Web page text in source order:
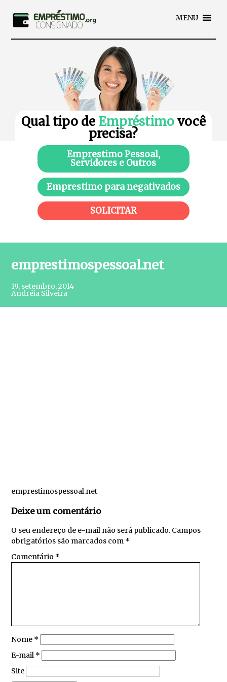
MENU
Qual tipo de Empréstimovocê
precisa?
Emprestimo Pessoal,
Servidores e Outros
Emprestimo para negativados
SOLICITAR
emprestimospessoal.net
19, setembro, 2014
Andréia Silveira
emprestimospessoal.net
Deixe um comentário
O seu endereço de e-mail não será publicado. Campos
obrigatórios são marcados com *
Comentário *
Nome *
E-mail *
Site